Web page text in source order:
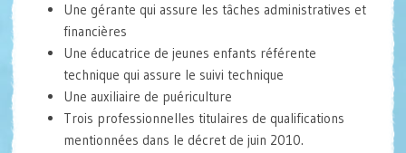
Une gérante qui assure les tâches administratives et
financières
Une éducatrice de jeunes enfants référente
technique qui assure le suivi technique
Une auxiliaire de puériculture
Trois professionnelles titulaires de qualifications
mentionnées dans le décret de juin 2010.